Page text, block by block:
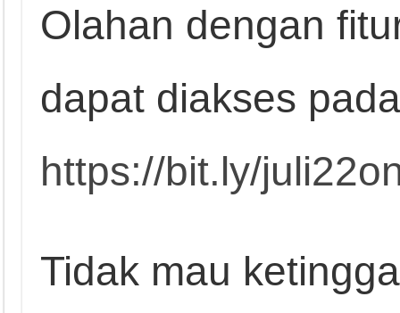
Olahan dengan
dapat diakses pada
https://bit.ly/
Tidak mau